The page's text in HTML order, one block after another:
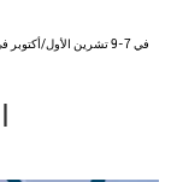
RAYSHAPE المشاركة في معرض الأسنان IDEM ، في 7-9 تشرين الأول/أكتوبر في سنغافورة